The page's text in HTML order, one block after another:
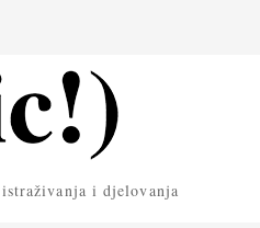
i djelovanja